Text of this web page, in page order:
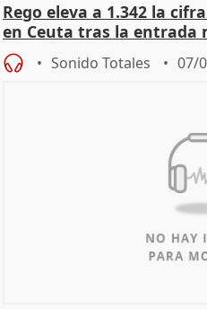
Rego eleva a 1.342 la
en Ceuta tras la entrada
Sonido Totales 07/